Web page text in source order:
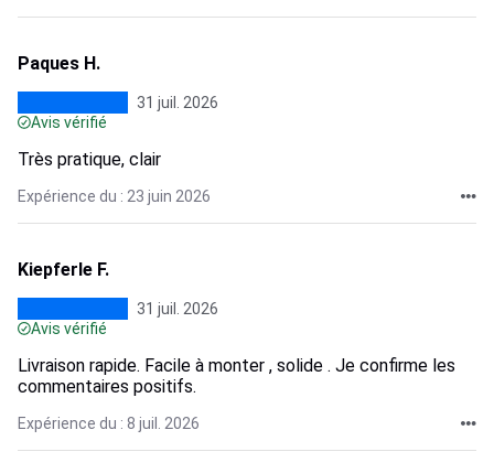
Paques H.
31 juil. 2026
Avis vérifié
Très pratique, clair
Expérience du : 23 juin 2026
Kiepferle F.
31 juil. 2026
Avis vérifié
Livraison rapide. Facile à monter , solide . Je confirme les
commentaires positifs.
Expérience du : 8 juil. 2026